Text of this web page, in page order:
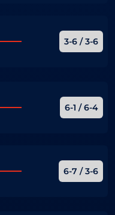
3-6 / 3-6
6-1 / 6-4
6-7 / 3-6